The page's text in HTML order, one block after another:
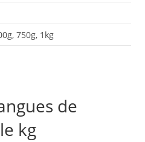
750g, 1kg
de
kg